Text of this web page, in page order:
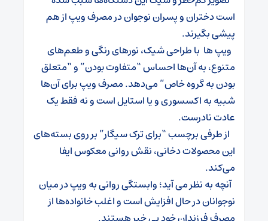
است دختران و پسران نوجوان در مصرف ویپ از هم
پیشی بگیرند.
ویپ ها با طراحی شیک، نورهای رنگی و طعم‌های
متنوع، به آن‌ها احساس “متفاوت بودن” و “متعلق
بودن به گروه خاص” می‌دهد. مصرف ویپ برای آن‌ها
شبیه به اکسسوری و یا استایل است و نه فقط یک
عادت نادرست.
از طرفی برچسب “برای ترک سیگار” بر روی بسته‌های
این محصولات دخانی، نقش روانی معکوس ایفا
می‌کند.
آنچه به نظر می آید؛ وابستگی روانی به ویپ در میان
نوجوانان در حال افزایش است و اغلب خانواده‌ها از